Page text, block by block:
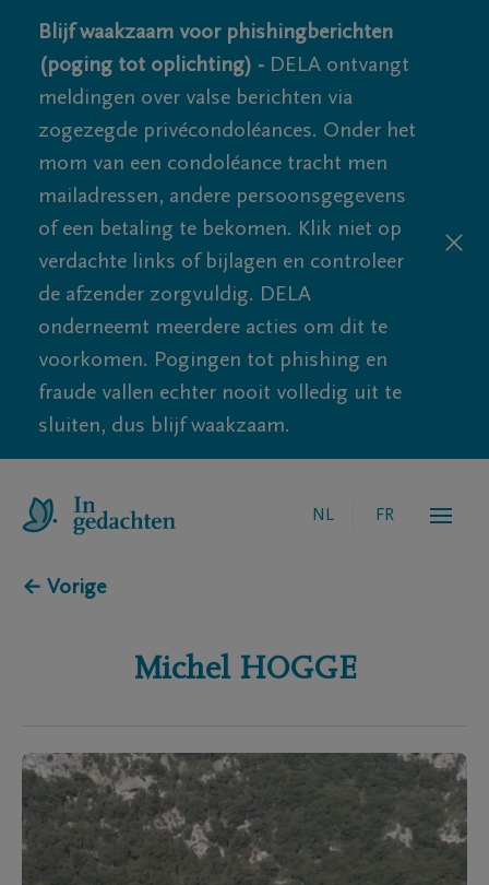
Blijf waakzaam voor phishingberichten
(poging tot oplichting) - DELA ontvangt
meldingen over valse berichten via
zogezegde privécondoléances. Onder het
mom van een condoléance tracht men
mailadressen, andere persoonsgegevens
of een betaling te bekomen. Klik niet op
verdachte links of bijlagen en controleer
de afzender zorgvuldig. DELA
onderneemt meerdere acties om dit te
voorkomen. Pogingen tot phishing en
fraude vallen echter nooit volledig uit te
sluiten, dus blijf waakzaam.
NL FR
← Vorige
Michel HOGGE